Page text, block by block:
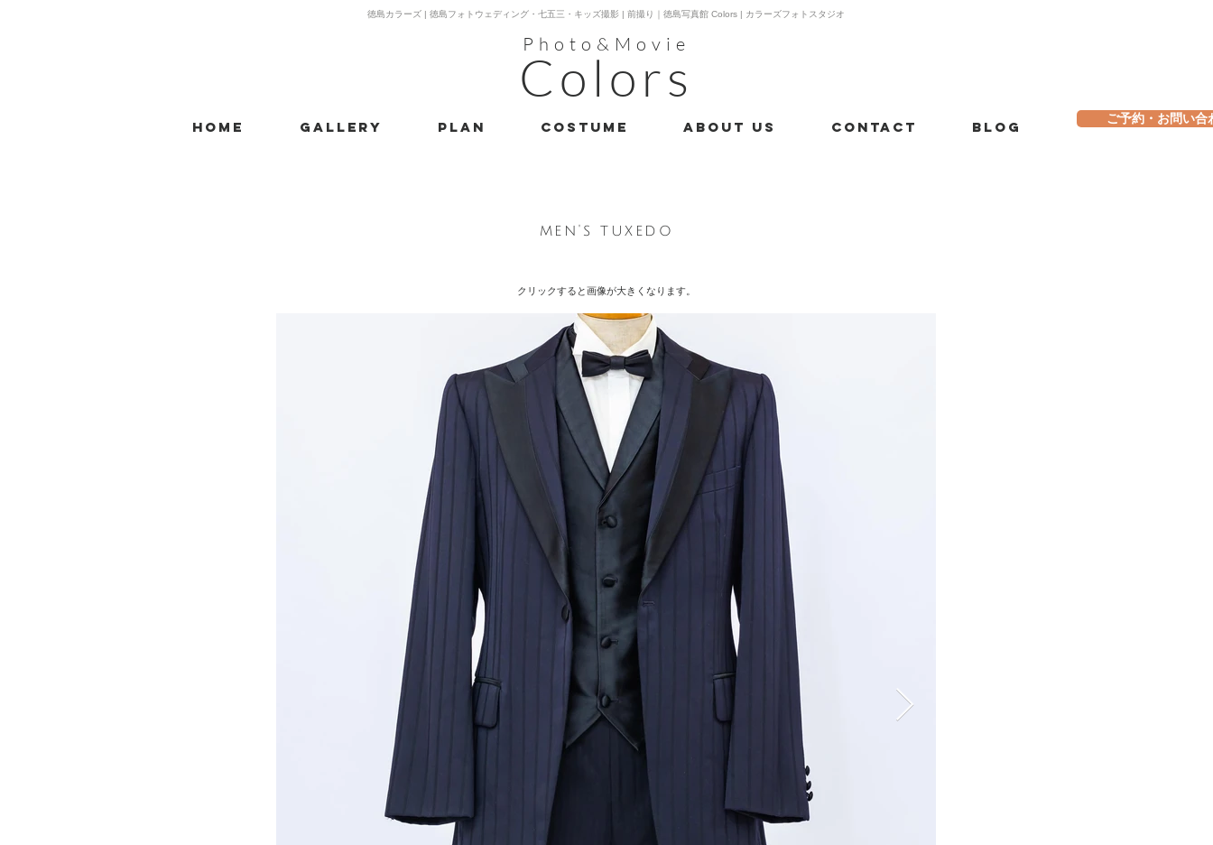
​徳島カラーズ | 徳島フォトウェディング・七五三・キッズ撮影 | 前撮り｜徳島写真館 Colors | カラーズフォトスタジオ
Photo&Movie
Colors
Home Gallery PLAN costume About us Contact Blog ご予約・お問い合
​men's tuxedo
クリックすると画像が大きく​なります。